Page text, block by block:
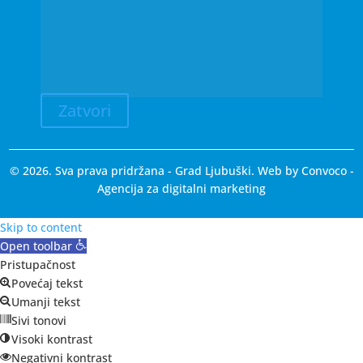
Zatvori
© 2026. Sva prava pridržana - Grad Ljubuški. Web by Convoco-
Agencija za digitalni marketing
Skip to content
Open toolbar
Pristupačnost
Povećaj tekst
Umanji tekst
Sivi tonovi
Visoki kontrast
Negativni kontrast